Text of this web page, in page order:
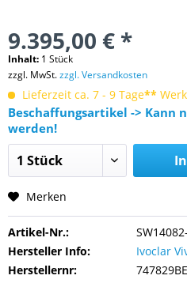
9.395,00 € *
Inhalt: 1 Stück
zzgl. MwSt.zzgl. Versandkosten
Lieferzeit ca. 7 - 9 Tage**
Beschaffungsartikel -> Kann
werden!
Merken
Artikel-Nr.:
Hersteller Info:
Ivoclar
Herstellernr:
747829BE